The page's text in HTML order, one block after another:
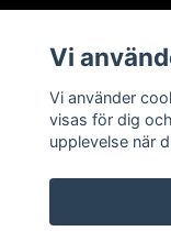
Sociala medier
Vi
Vi använder
visas för dig
upplevelse när